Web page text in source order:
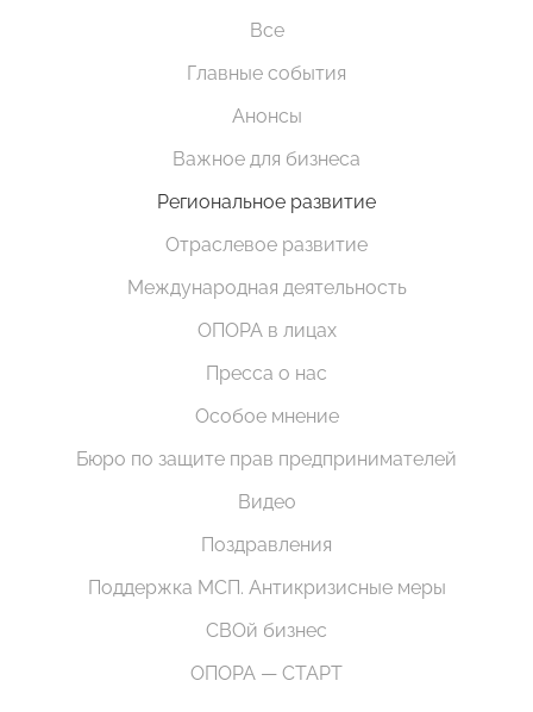
Все
Главные события
Анонсы
Важное для бизнеса
Региональное развитие
Отраслевое развитие
Международная деятельность
ОПОРА в лицах
Пресса о нас
Особое мнение
Бюро по защите прав предпринимателей
Видео
Поздравления
Поддержка МСП. Антикризисные меры
СВОй бизнес
ОПОРА — СТАРТ